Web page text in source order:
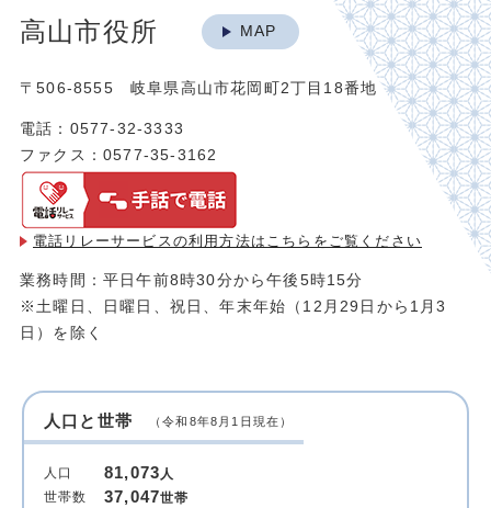
高山市役所 MAP
〒506-8555 岐阜県高山市花岡町2丁目18番地
電話：0577-32-3333
ファクス：0577-35-3162
電話リレーサービスの利用方法は こちらをご覧ください
業務時間：平日午前8時30分から午後5時15分
※土曜日、日曜日、祝日、年末年始（12月29日から1月3
日）を除く
人口と世帯 （令和8年8月1日現在）
人口 81,073人
世帯数
37,047世帯